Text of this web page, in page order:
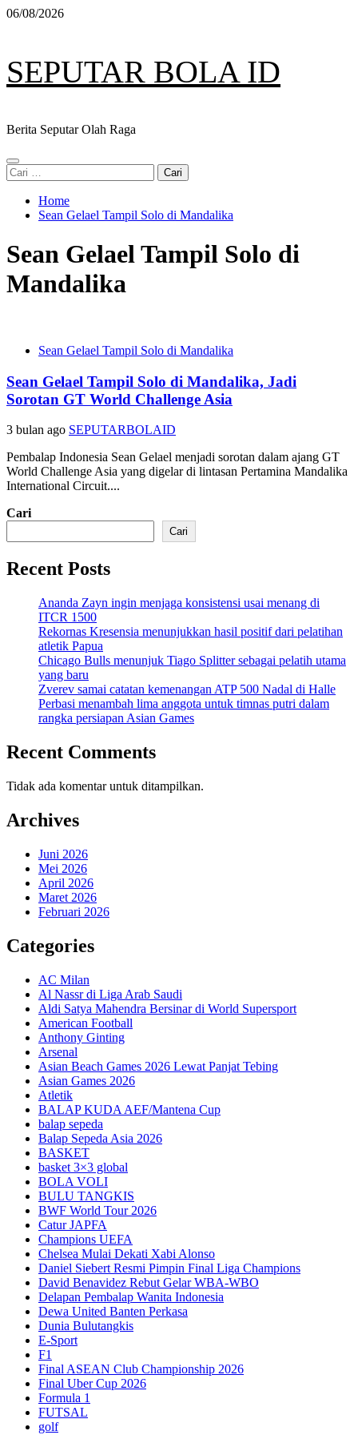
Skip
06/08/2026
SEPUTAR BOLA ID
Berita Seputar Olah Raga
Primary
Menu
Cari
untuk:
Home
Sean Gelael Tampil Solo di Mandalika
Sean Gelael Tampil Solo di
Mandalika
Sean Gelael Tampil Solo di Mandalika
Sean Gelael Tampil Solo di Mandalika, Jadi
Sorotan GT World Challenge Asia
3 bulan ago SEPUTARBOLAID
Pembalap Indonesia Sean Gelael menjadi sorotan dalam ajang GT
World Challenge Asia yang digelar di lintasan Pertamina Mandalika
International Circuit....
Cari
Cari
Recent Posts
Ananda Zayn ingin menjaga konsistensi usai menang di
ITCR 1500
Rekornas Kresensia menunjukkan hasil positif dari pelatihan
atletik Papua
Chicago Bulls menunjuk Tiago Splitter sebagai pelatih utama
yang baru
Zverev samai catatan kemenangan ATP 500 Nadal di Halle
Perbasi menambah lima anggota untuk timnas putri dalam
rangka persiapan Asian Games
Recent Comments
Tidak ada komentar untuk ditampilkan.
Archives
Juni 2026
Mei 2026
April 2026
Maret 2026
Februari 2026
Categories
AC Milan
Al Nassr di Liga Arab Saudi
Aldi Satya Mahendra Bersinar di World Supersport
American Football
Anthony Ginting
Arsenal
Asian Beach Games 2026 Lewat Panjat Tebing
Asian Games 2026
Atletik
BALAP KUDA AEF/Mantena Cup
balap sepeda
Balap Sepeda Asia 2026
BASKET
basket 3×3 global
BOLA VOLI
BULU TANGKIS
BWF World Tour 2026
Catur JAPFA
Champions UEFA
Chelsea Mulai Dekati Xabi Alonso
Daniel Siebert Resmi Pimpin Final Liga Champions
David Benavidez Rebut Gelar WBA-WBO
Delapan Pembalap Wanita Indonesia
Dewa United Banten Perkasa
Dunia Bulutangkis
E-Sport
F1
Final ASEAN Club Championship 2026
Final Uber Cup 2026
Formula 1
FUTSAL
golf